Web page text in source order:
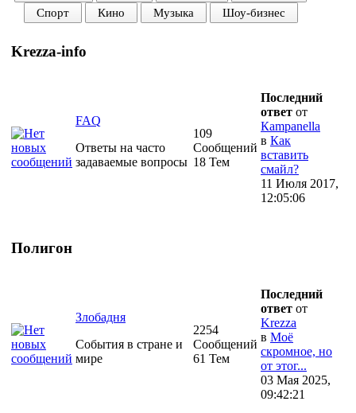
Спорт
Кино Музыка Шоу-бизнес
Krezza-info
FAQ
Ответы на часто
задаваемые вопросы
109
Сообщений
18 Тем
Последний
ответ от
Кampanella
в Как
вставить
смайл?
11 Июля 2017,
12:05:06
Полигон
Злобадня
События в стране и
мире
2254
Сообщений
61 Тем
Последний
ответ от
Krezza
в Моё
скромное, но
от этог...
03 Мая 2025,
09:42:21